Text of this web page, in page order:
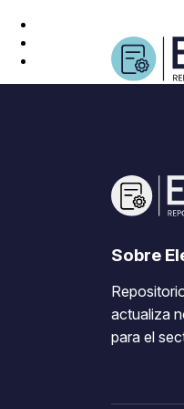
Sobre
actualiza
para el